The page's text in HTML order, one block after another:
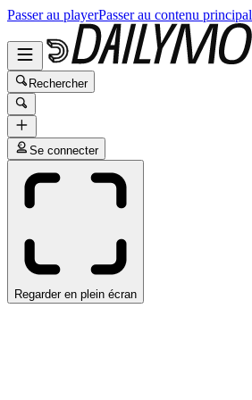
Passer au playerPasser au contenu principal
Rechercher
Se connecter
Regarder en plein écran